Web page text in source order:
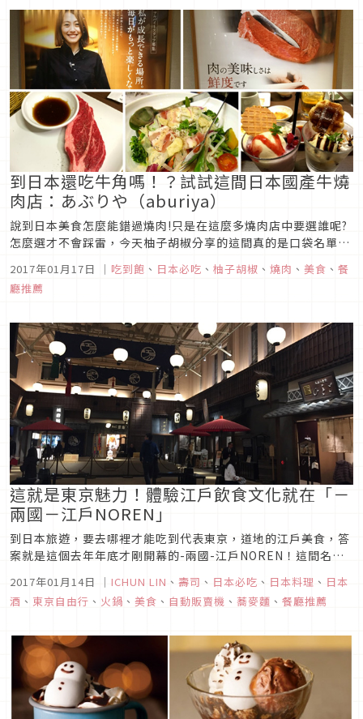
到日本還吃牛角嗎！？試試這間日本國產牛燒
肉店：あぶりや（aburiya）
說到日本美食怎麼能錯過燒肉!只是在這麼多燒肉店中要選誰呢?
怎麼選才不會踩雷，今天柚子胡椒分享的這間真的是口袋名單，
到飽，且肉的品質很好、熟食精緻、甜點也很用心，柚子胡椒吃
過這間燒肉後，就不曾再踏進其他燒肉吃到飽了。
2017年01月17日 ｜ 吃到飽 、 日本必吃 、 柚子胡椒 、 燒肉 、 美食 、 餐
廳推薦
這就是東京魅力！體驗江戶飲食文化就在「－
兩國－江戶NOREN」
到日本旅遊，要去哪裡才能吃到代表東京，道地的江戶美食，答
案就是這個去年年底才剛開幕的-兩國-江戶NOREN！這間名叫-
重新再現當時的風貌，裡面則是集結了12間代表性的餐廳，等著
大家來體驗江戶的飲食文化。
2017年01月14日 ｜ ICHUN LIN 、 壽司 、 日本必吃 、 日本料理 、 日本
酒 、 東京自由行 、 火鍋 、 美食 、 自動販賣機 、 蕎麥麵 、 餐廳推薦